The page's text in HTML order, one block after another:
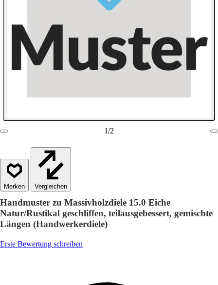
1/2
Vergleichen
Handmuster zu Massivholzdiele 15.0 Eiche
Natur/Rustikal geschliffen, teilausgebessert, gemischte
Längen (Handwerkerdiele)
Erste Bewertung schreiben